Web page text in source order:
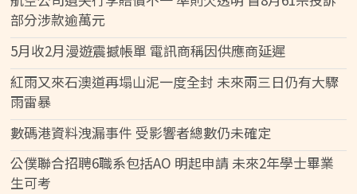
部分涉款逾萬元
5月收2月漫遊震撼帳單 電訊商稱因供應商延遲
紅雨又來石澳道再塌山泥一度全封 未來兩三日仍有大驟
雨雷暴
數碼港資料洩漏事件 受影響者總數仍未確定
公僕聯合招聘6職系包括AO 明起申請 未來2年學士畢業
生可考